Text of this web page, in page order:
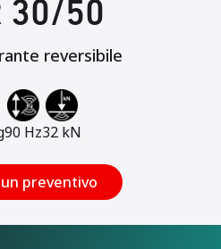
30/50
reversibile
90 Hz32 kN
preventivo